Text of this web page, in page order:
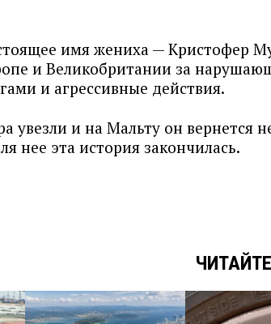
имя жениха — Кристофер
и Великобритании за
и агрессивные действия.
увезли и на Мальту он вернется
нее эта история закончилась.